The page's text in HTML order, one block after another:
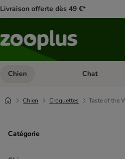
Livraison offerte dès 49 €*
Chien Dérouler les
Chat
Chien Croquettes Taste of the
Catégorie